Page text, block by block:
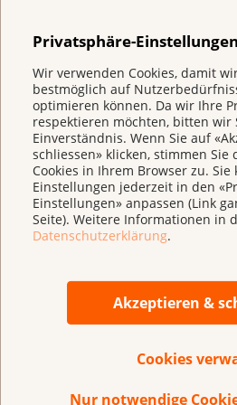
Privatsphäre-Einstellungen
Wir verwenden Cookies, damit
bestmöglich auf
optimieren können. Da wir Ihre
respektieren möchten, bitten wir
Einverständnis. Wenn Sie auf
schliessen» klicken, stimmen Sie
Cookies in Ihrem Browser zu. Sie
Einstellungen jederzeit in den
Einstellungen» anpassen (Link
Seite). Weitere Informationen in
Datenschutzerklärung.
Akzeptieren &
Cookies
Nur notwendige
Erfahren Sie mehr zu
onkologischer
medizinischer Leitung.
auch während der
ist es, das Tumorwachstum
Schmerzen und andere
lindern und die Lebensqualität
Gemeinsam mit dem
werden individuelle
diskutiert und in einem
Das passende Angebot
unter anderem Ihr
Ihre Bedürfnisse: Zuhause
Onko-Spitex, auf einer
Manchmal sind
in der Lage, ihre
und wirtschaftlichen
mehrere
Patientenverfügung
Damit medizinische
Ihrem Willen getroffen
eine Patientenverfügung